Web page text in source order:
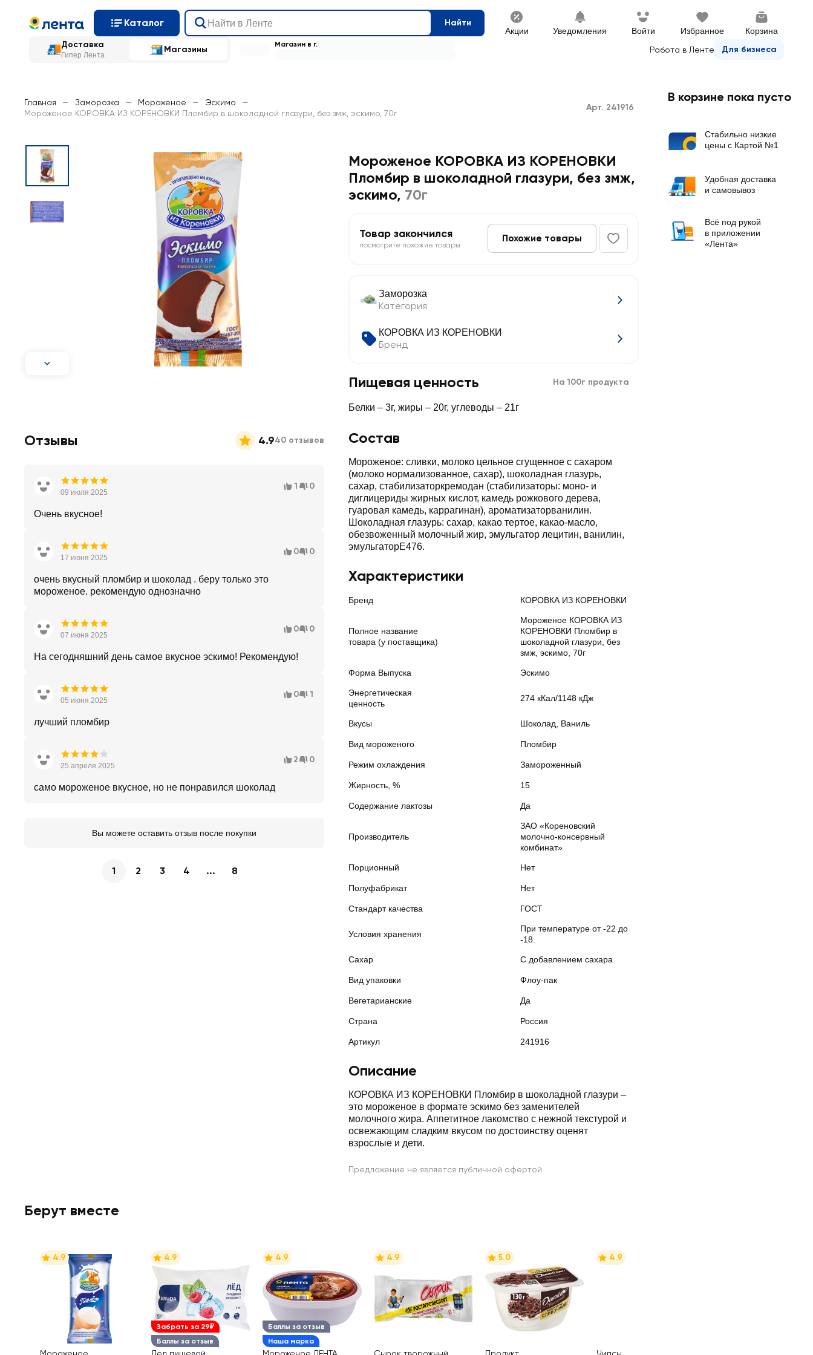
Каталог Найти
Акции Уведомления Войти Избранное Корзина
Доставка
Гипер Лента
Магазины Работа в Ленте Для бизнеса
Магазин в г.
Главная — Заморозка — Мороженое — Эскимо
—
Мороженое КОРОВКА ИЗ КОРЕНОВКИ Пломбир в шоколадной глазури, без змж, эскимо, 70г
Арт. 241916
Мороженое КОРОВКА ИЗ КОРЕНОВКИ
Пломбир в шоколадной глазури, без змж,
эскимо, 70г
Товар закончился
посмотрите похожие товары
Похожие товары
Заморозка
Категория
КОРОВКА ИЗ КОРЕНОВКИ
Бренд
Пищевая ценность На 100г продукта
Белки – 3г, жиры – 20г, углеводы – 21г
Состав
Мороженое: сливки, молоко цельное сгущенное с сахаром
(молоко нормализованное, сахар), шоколадная глазурь,
сахар, стабилизаторкремодан (стабилизаторы: моно- и
диглицериды жирных кислот, камедь рожкового дерева,
гуаровая камедь, каррагинан), ароматизаторванилин.
Шоколадная глазурь: сахар, какао тертое, какао-масло,
обезвоженный молочный жир, эмульгатор лецитин, ванилин,
эмульгаторЕ476.
Характеристики
Бренд КОРОВКА ИЗ КОРЕНОВКИ
Полное название
товара (у поставщика)
Мороженое КОРОВКА ИЗ
КОРЕНОВКИ Пломбир в
шоколадной глазури, без
змж, эскимо, 70г
Форма Выпуска Эскимо
Энергетическая
ценность
274 кКал/1148 кДж
Вкусы Шоколад, Ваниль
Вид мороженого Пломбир
Режим охлаждения Замороженный
Жирность, % 15
Содержание лактозы Да
Производитель
ЗАО «Кореновский
молочно-консервный
комбинат»
Порционный Нет
Полуфабрикат Нет
Стандарт качества ГОСТ
Условия хранения
При температуре от -22 до
-18.
Сахар С добавлением сахара
Вид упаковки Флоу-пак
Вегетарианские Да
Страна Россия
Артикул 241916
Описание
КОРОВКА ИЗ КОРЕНОВКИ Пломбир в шоколадной глазури –
это мороженое в формате эскимо без заменителей
молочного жира. Аппетитное лакомство с нежной текстурой и
освежающим сладким вкусом по достоинству оценят
взрослые и дети.
Предложение не является публичной офертой
Отзывы 4.940 отзывов
09 июля 2025
1 0
Очень вкусное!
17 июня 2025
0 0
очень вкусный пломбир и шоколад . беру только это
мороженое. рекомендую однозначно
07 июня 2025
0 0
На сегодняшний день самое вкусное эскимо! Рекомендую!
05 июня 2025
0 1
лучший пломбир
25 апреля 2025
2 0
само мороженое вкусное, но не понравился шоколад
Вы можете оставить отзыв после покупки
1 2 3 4 ... 8
Берут вместе
4.9
Забрать за 29₽
Баллы за отзыв
4.9
Баллы за отзыв
Наша марка
4.9 4.9 5.0 4.9
В корзине пока пусто
Стабильно низкие
цены с Картой №1
Удобная доставка
и самовывоз
Всё под рукой
в приложении
«Лента»